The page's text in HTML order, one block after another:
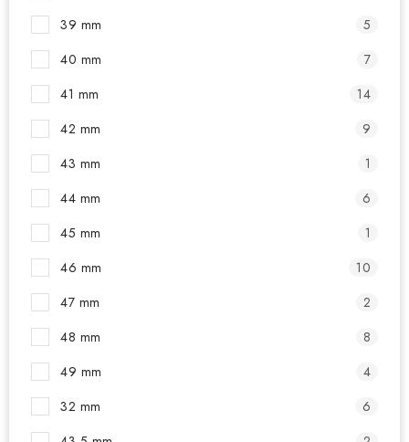
39 mm
5
40 mm
7
41 mm
14
42 mm
9
43 mm
1
44 mm
6
45 mm
1
46 mm
10
47 mm
2
48 mm
8
49 mm
4
32 mm
6